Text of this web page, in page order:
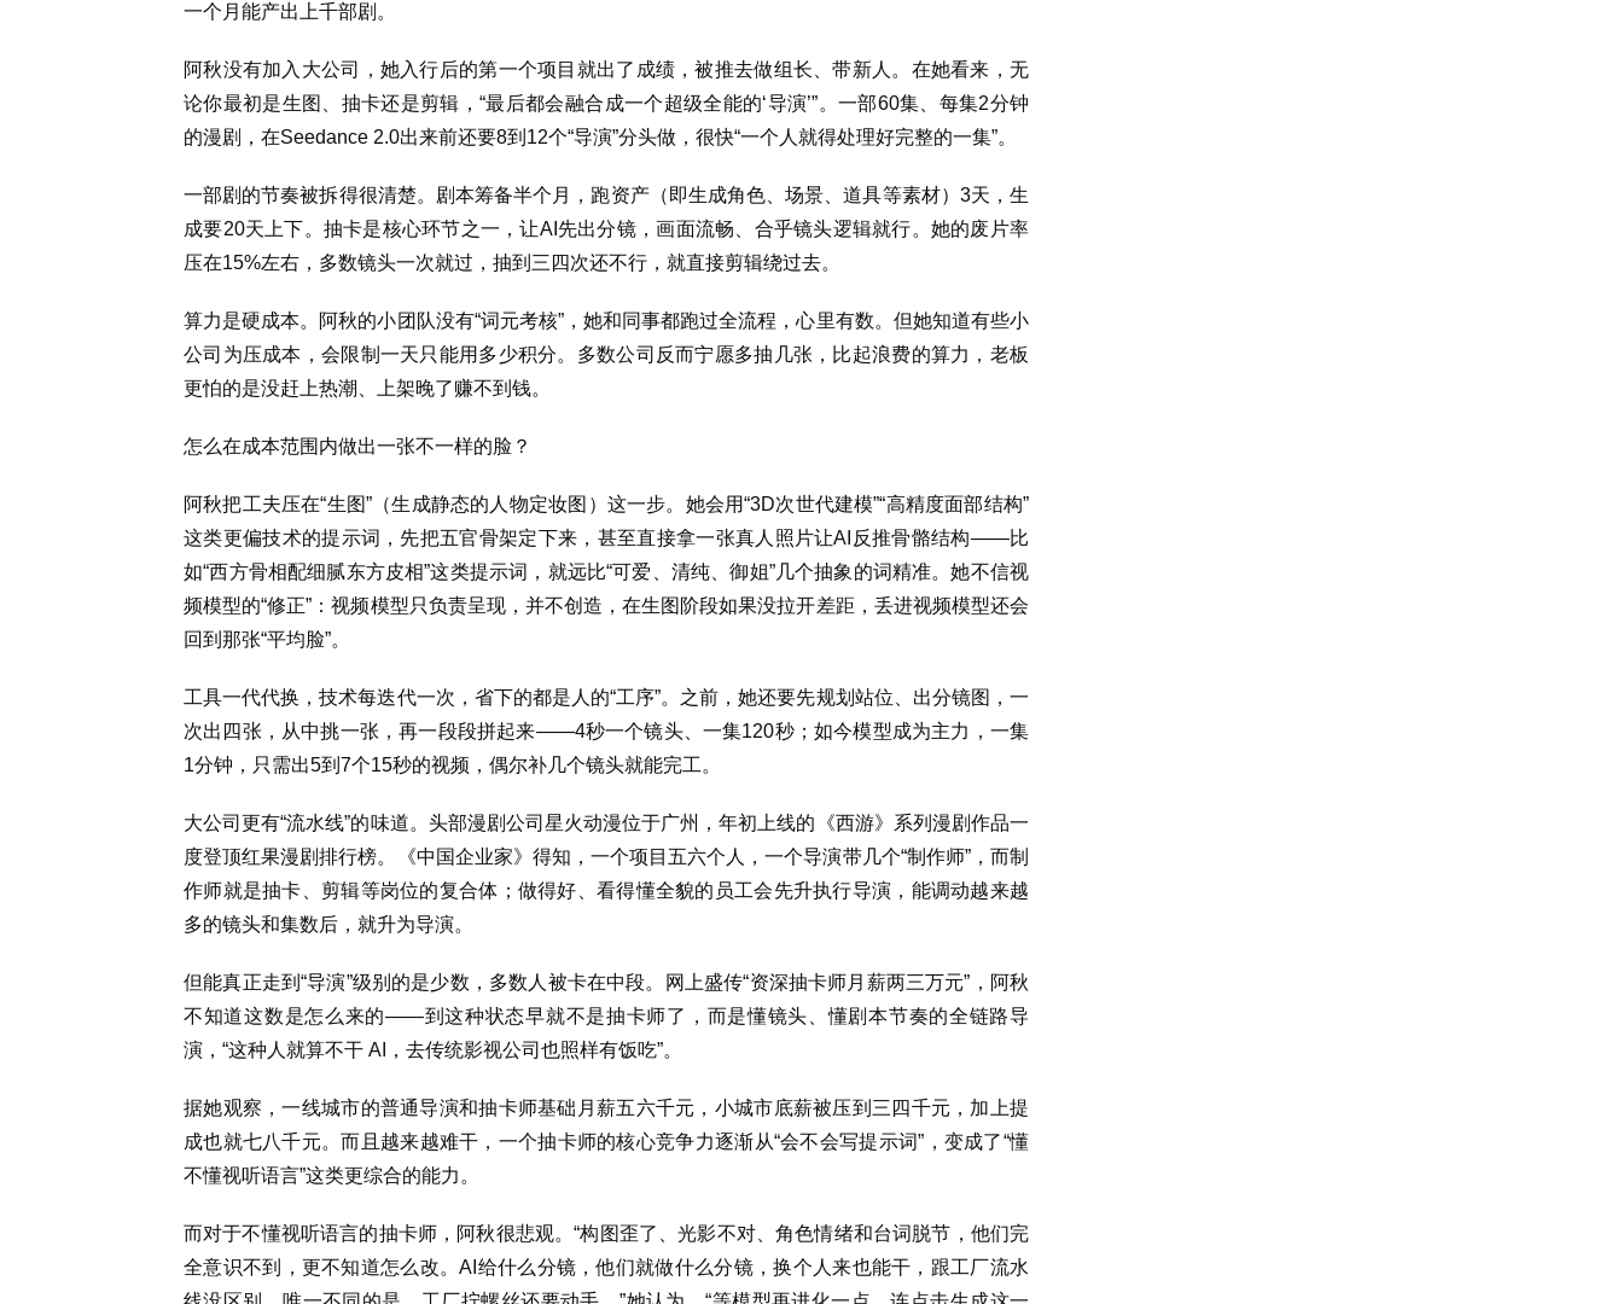
一个月能产出上千部剧。
阿秋没有加入大公司，她入行后的第一个项目就出了成绩，被推去做组长、带新人。在她看来，无
论你最初是生图、抽卡还是剪辑，“最后都会融合成一个超级全能的‘导演’”。一部60集、每集2分钟
的漫剧，在Seedance 2.0出来前还要8到12个“导演”分头做，很快“一个人就得处理好完整的一集”。
一部剧的节奏被拆得很清楚。剧本筹备半个月，跑资产（即生成角色、场景、道具等素材）3天，生
成要20天上下。抽卡是核心环节之一，让AI先出分镜，画面流畅、合乎镜头逻辑就行。她的废片率
压在15%左右，多数镜头一次就过，抽到三四次还不行，就直接剪辑绕过去。
算力是硬成本。阿秋的小团队没有“词元考核”，她和同事都跑过全流程，心里有数。但她知道有些小
公司为压成本，会限制一天只能用多少积分。多数公司反而宁愿多抽几张，比起浪费的算力，老板
更怕的是没赶上热潮、上架晚了赚不到钱。
怎么在成本范围内做出一张不一样的脸？
阿秋把工夫压在“生图”（生成静态的人物定妆图）这一步。她会用“3D次世代建模”“高精度面部结构”
这类更偏技术的提示词，先把五官骨架定下来，甚至直接拿一张真人照片让AI反推骨骼结构——比
如“西方骨相配细腻东方皮相”这类提示词，就远比“可爱、清纯、御姐”几个抽象的词精准。她不信视
频模型的“修正”：视频模型只负责呈现，并不创造，在生图阶段如果没拉开差距，丢进视频模型还会
回到那张“平均脸”。
工具一代代换，技术每迭代一次，省下的都是人的“工序”。之前，她还要先规划站位、出分镜图，一
次出四张，从中挑一张，再一段段拼起来——4秒一个镜头、一集120秒；如今模型成为主力，一集
1分钟，只需出5到7个15秒的视频，偶尔补几个镜头就能完工。
大公司更有“流水线”的味道。头部漫剧公司星火动漫位于广州，年初上线的《西游》系列漫剧作品一
度登顶红果漫剧排行榜。《中国企业家》得知，一个项目五六个人，一个导演带几个“制作师”，而制
作师就是抽卡、剪辑等岗位的复合体；做得好、看得懂全貌的员工会先升执行导演，能调动越来越
多的镜头和集数后，就升为导演。
但能真正走到“导演”级别的是少数，多数人被卡在中段。网上盛传“资深抽卡师月薪两三万元”，阿秋
不知道这数是怎么来的——到这种状态早就不是抽卡师了，而是懂镜头、懂剧本节奏的全链路导
演，“这种人就算不干 AI，去传统影视公司也照样有饭吃”。
据她观察，一线城市的普通导演和抽卡师基础月薪五六千元，小城市底薪被压到三四千元，加上提
成也就七八千元。而且越来越难干，一个抽卡师的核心竞争力逐渐从“会不会写提示词”，变成了“懂
不懂视听语言”这类更综合的能力。
而对于不懂视听语言的抽卡师，阿秋很悲观。“构图歪了、光影不对、角色情绪和台词脱节，他们完
全意识不到，更不知道怎么改。AI给什么分镜，他们就做什么分镜，换个人来也能干，跟工厂流水